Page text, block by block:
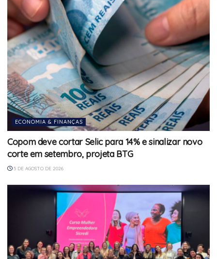
ECONOMIA & FINANÇAS
Copom deve cortar Selic para 14% e sinalizar novo
corte em setembro, projeta BTG
5 DE AGOSTO DE 2026